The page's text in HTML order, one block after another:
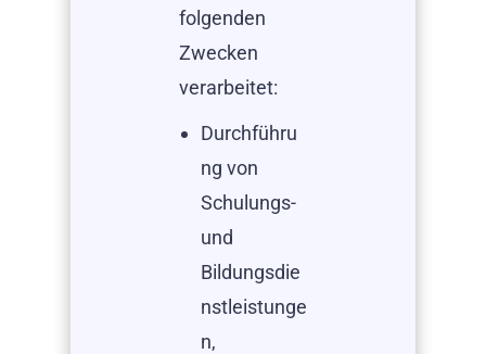
folgenden
Zwecken
verarbeitet:
Durchführu
ng von
Schulungs-
und
Bildungsdie
nstleistunge
n,